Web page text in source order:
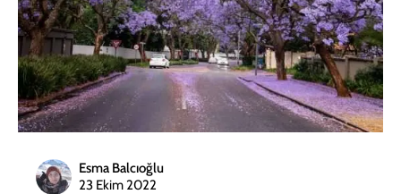
Esma Balcıoğlu
23 Ekim 2022